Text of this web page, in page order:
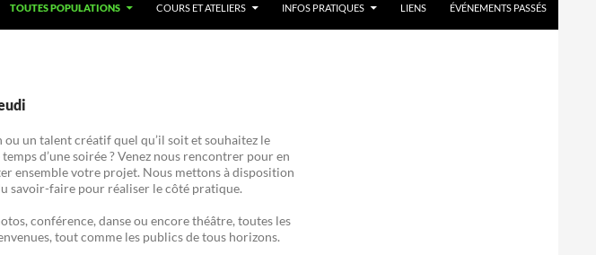
TOUTES POPULATIONS COURS ET ATELIERS INFOS PRATIQUES LIENS ÉVÉNEMENTS PASSÉS
ou un talent créatif quel qu’il soit et souhaitez le
d’une soirée ? Venez nous rencontrer pour en
ensemble votre projet. Nous mettons à disposition
savoir-faire pour réaliser le côté pratique.
conférence, danse ou encore théâtre, toutes les
tout comme les publics de tous horizons.